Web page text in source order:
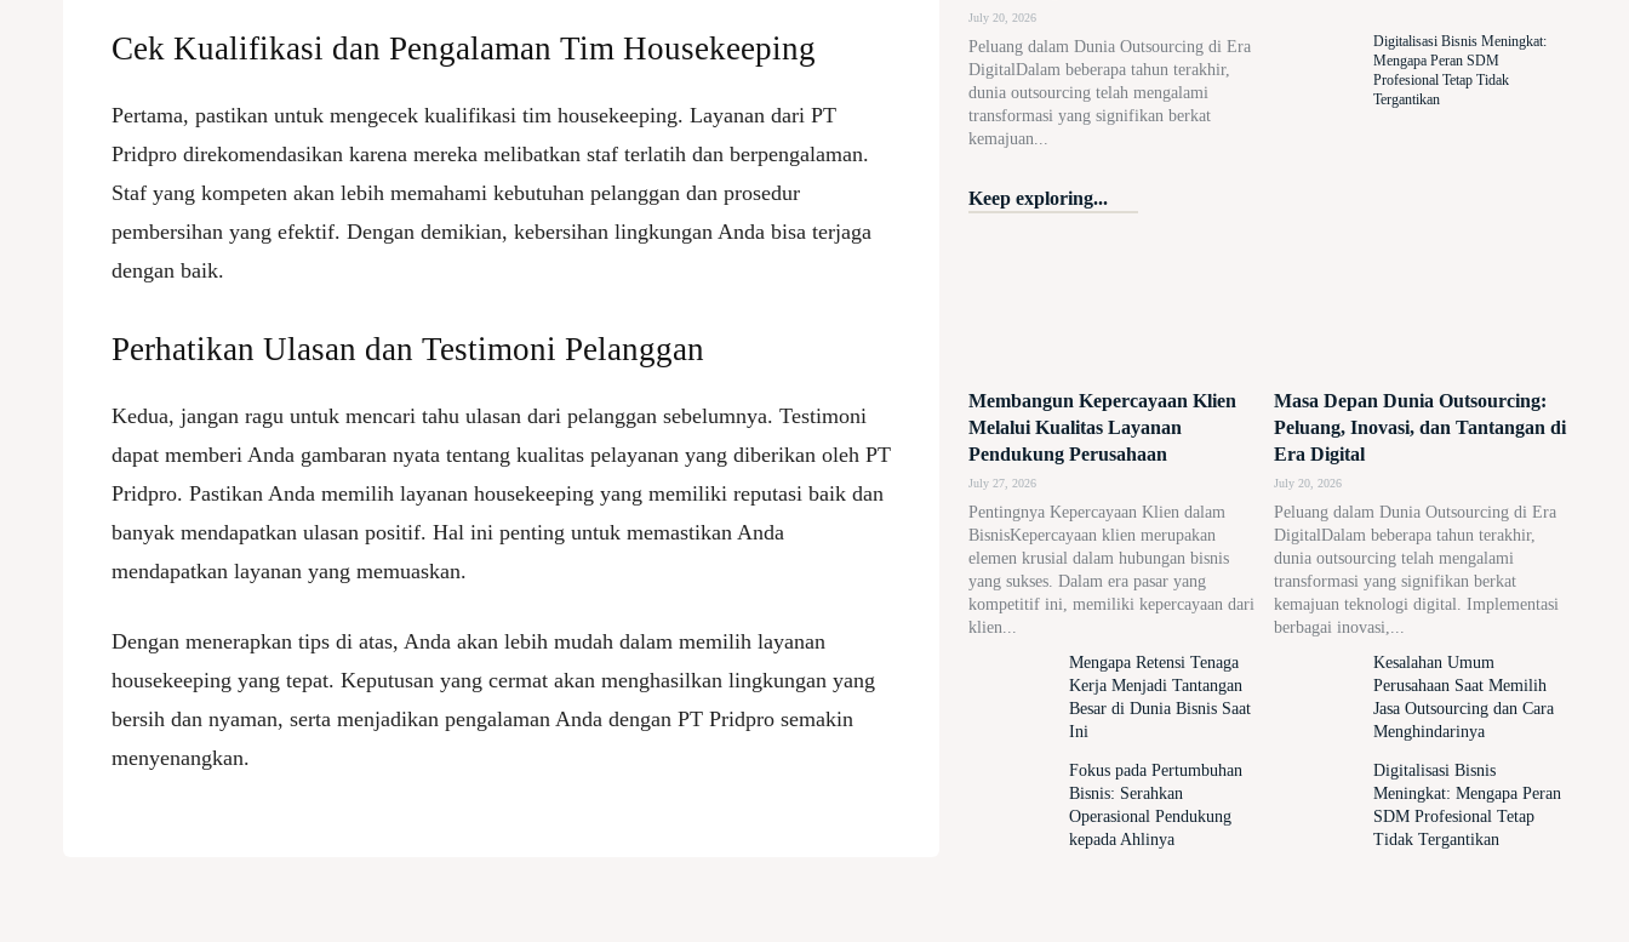
Cek Kualifikasi dan Pengalaman Tim Housekeeping
Pertama, pastikan untuk mengecek kualifikasi tim housekeeping. Layanan dari PT
Pridpro direkomendasikan karena mereka melibatkan staf terlatih dan berpengalaman.
Staf yang kompeten akan lebih memahami kebutuhan pelanggan dan prosedur
pembersihan yang efektif. Dengan demikian, kebersihan lingkungan Anda bisa terjaga
dengan baik.
Perhatikan Ulasan dan Testimoni Pelanggan
Kedua, jangan ragu untuk mencari tahu ulasan dari pelanggan sebelumnya. Testimoni
dapat memberi Anda gambaran nyata tentang kualitas pelayanan yang diberikan oleh PT
Pridpro. Pastikan Anda memilih layanan housekeeping yang memiliki reputasi baik dan
banyak mendapatkan ulasan positif. Hal ini penting untuk memastikan Anda
mendapatkan layanan yang memuaskan.
Dengan menerapkan tips di atas, Anda akan lebih mudah dalam memilih layanan
housekeeping yang tepat. Keputusan yang cermat akan menghasilkan lingkungan yang
bersih dan nyaman, serta menjadikan pengalaman Anda dengan PT Pridpro semakin
menyenangkan.
July 20, 2026
Peluang dalam Dunia Outsourcing di Era
DigitalDalam beberapa tahun terakhir,
dunia outsourcing telah mengalami
transformasi yang signifikan berkat
kemajuan...
Digitalisasi Bisnis Meningkat:
Mengapa Peran SDM
Profesional Tetap Tidak
Tergantikan
Keep exploring...
Membangun Kepercayaan Klien
Melalui Kualitas Layanan
Pendukung Perusahaan
July 27, 2026
Pentingnya Kepercayaan Klien dalam
BisnisKepercayaan klien merupakan
elemen krusial dalam hubungan bisnis
yang sukses. Dalam era pasar yang
kompetitif ini, memiliki kepercayaan dari
klien...
Masa Depan Dunia Outsourcing:
Peluang, Inovasi, dan Tantangan di
Era Digital
July 20, 2026
Peluang dalam Dunia Outsourcing di Era
DigitalDalam beberapa tahun terakhir,
dunia outsourcing telah mengalami
transformasi yang signifikan berkat
kemajuan teknologi digital. Implementasi
berbagai inovasi,...
Mengapa Retensi Tenaga
Kerja Menjadi Tantangan
Besar di Dunia Bisnis Saat
Ini
Kesalahan Umum
Perusahaan Saat Memilih
Jasa Outsourcing dan Cara
Menghindarinya
Fokus pada Pertumbuhan
Bisnis: Serahkan
Operasional Pendukung
kepada Ahlinya
Digitalisasi Bisnis
Meningkat: Mengapa Peran
SDM Profesional Tetap
Tidak Tergantikan